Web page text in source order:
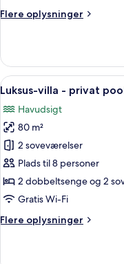
-Flere oplysninger
Flere
suite
privat
-
havudsigt
Indlæs
alle
billeder
af
Luksus-
villa
-
privat
-
19
Luksus-villa - privat
Havudsigt
80 m²
2 soveværelser
Plads til 8 personer
2 dobbeltsenge og 2
Gratis Wi-Fi
Flere oplysninger
Flere